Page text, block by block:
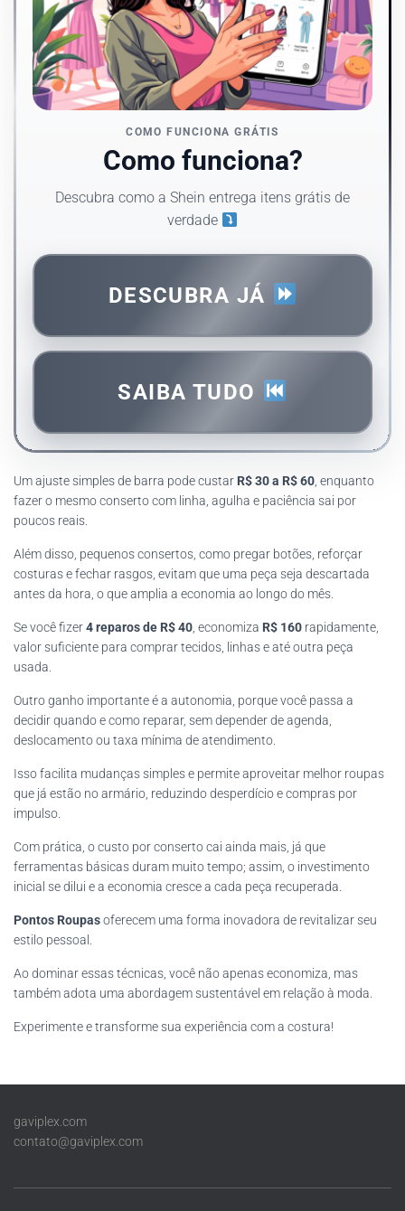
COMO FUNCIONA GRÁTIS
Como funciona?
Descubra como a Shein entrega itens grátis de
verdade
DESCUBRA JÁ
SAIBA TUDO
Um ajuste simples de barra pode custar R$ 30 a R$ 60, enquanto
fazer o mesmo conserto com linha, agulha e paciência sai por
poucos reais.
Além disso, pequenos consertos, como pregar botões, reforçar
costuras e fechar rasgos, evitam que uma peça seja descartada
antes da hora, o que amplia a economia ao longo do mês.
Se você fizer4 reparos de R$ 40, economiza R$ 160 rapidamente,
valor suficiente para comprar tecidos, linhas e até outra peça
usada.
Outro ganho importante é a autonomia, porque você passa a
decidir quando e como reparar, sem depender de agenda,
deslocamento ou taxa mínima de atendimento.
Isso facilita mudanças simples e permite aproveitar melhor roupas
que já estão no armário, reduzindo desperdício e compras por
impulso.
Com prática, o custo por conserto cai ainda mais, já que
ferramentas básicas duram muito tempo; assim, o investimento
inicial se dilui e a economia cresce a cada peça recuperada.
Pontos Roupasoferecem uma forma inovadora de revitalizar seu
estilo pessoal.
Ao dominar essas técnicas, você não apenas economiza, mas
também adota uma abordagem sustentável em relação à moda.
Experimente e transforme sua experiência com a costura!
gaviplex.com
contato@gaviplex.com